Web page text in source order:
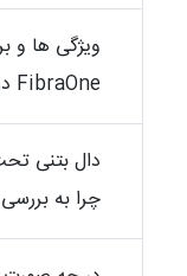
FibraOne در چیست؟
دال بتنی
چرا به